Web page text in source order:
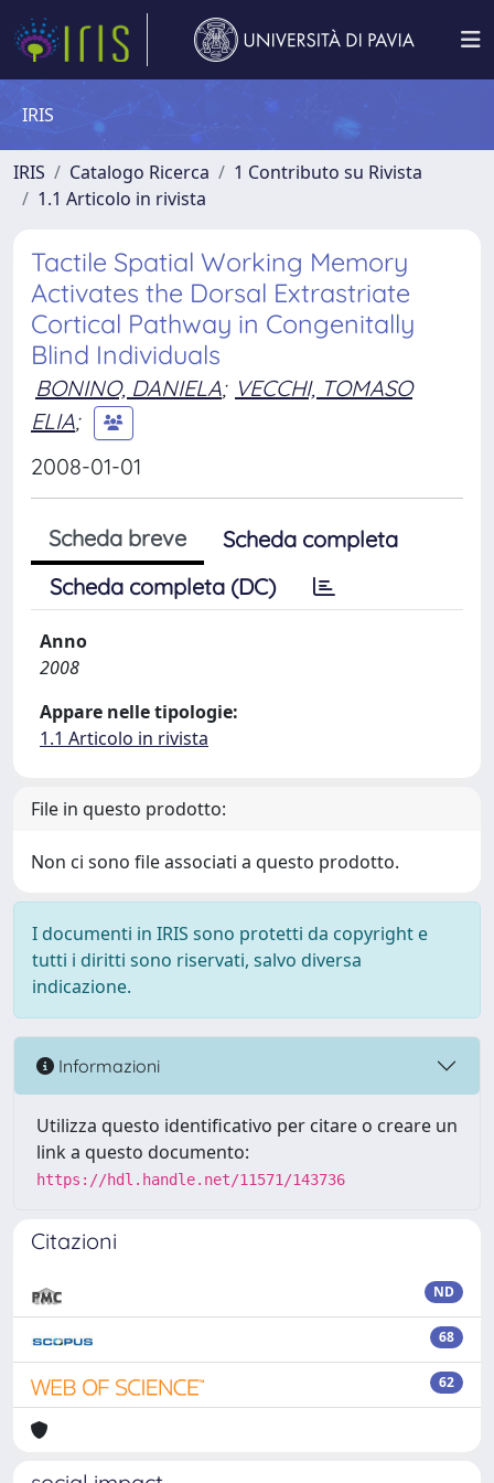
IRIS
IRIS Catalogo Ricerca
1 Contributo su Rivista
1.1 Articolo in rivista
Tactile Spatial Working Memory
Activates the Dorsal Extrastriate
Cortical Pathway in Congenitally
Blind Individuals
BONINO, DANIELA; VECCHI, TOMASO
ELIA;
2008-01-01
Scheda breve
Scheda completa
Scheda completa (DC)
Anno
2008
Appare nelle tipologie:
1.1 Articolo in rivista
File in questo prodotto:
Non ci sono file associati a questo prodotto.
I documenti in IRIS sono protetti da copyright e
tutti i diritti sono riservati, salvo diversa
indicazione.
Informazioni
Utilizza questo identificativo per citare o creare un
link a questo documento:
https://hdl.handle.net/11571/143736
Citazioni
ND
68
62